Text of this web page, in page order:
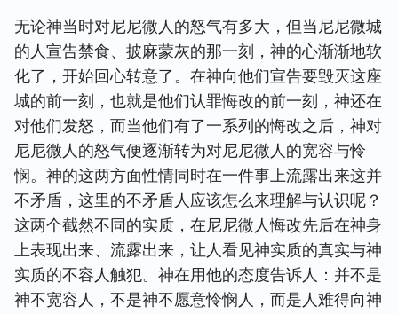
无论神当时对尼尼微人的怒气有多大，但当尼尼微城
的人宣告禁食、披麻蒙灰的那一刻，神的心渐渐地软
化了，开始回心转意了。在神向他们宣告要毁灭这座
城的前一刻，也就是他们认罪悔改的前一刻，神还在
对他们发怒，而当他们有了一系列的悔改之后，神对
尼尼微人的怒气便逐渐转为对尼尼微人的宽容与怜
悯。神的这两方面性情同时在一件事上流露出来这并
不矛盾，这里的不矛盾人应该怎么来理解与认识呢？
这两个截然不同的实质，在尼尼微人悔改先后在神身
上表现出来、流露出来，让人看见神实质的真实与神
实质的不容人触犯。神在用他的态度告诉人：并不是
神不宽容人，不是神不愿意怜悯人，而是人难得向神